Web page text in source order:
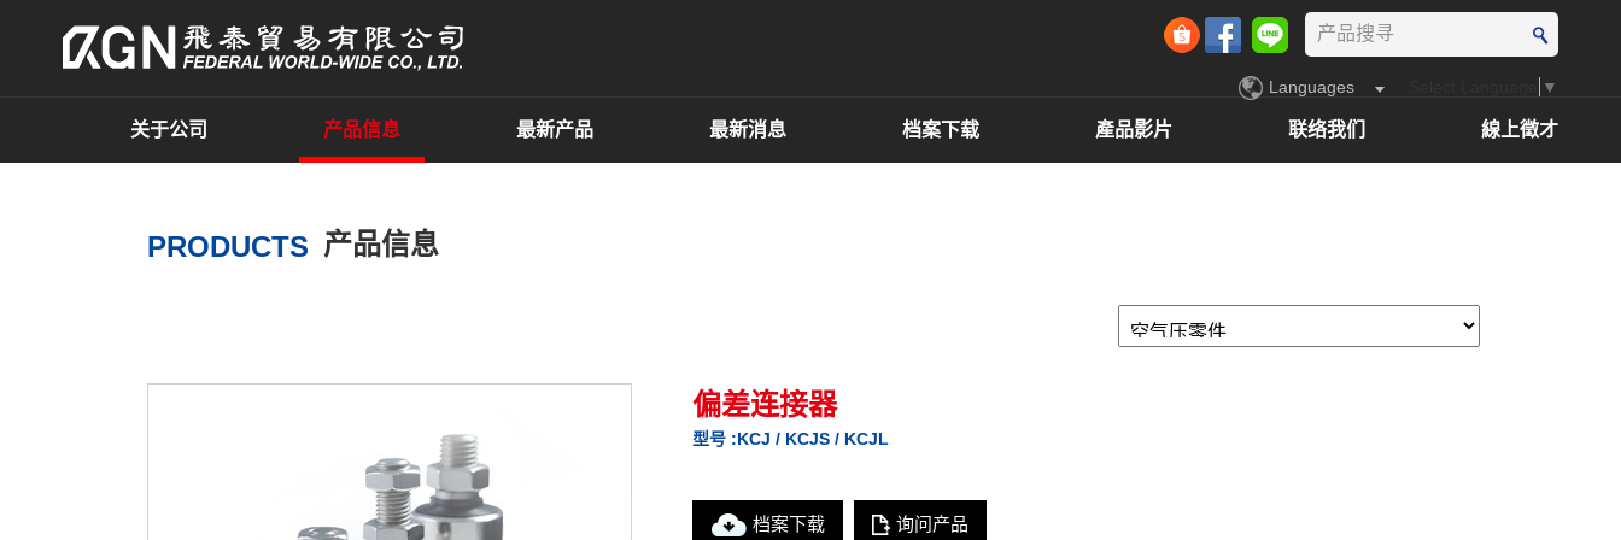
Languages ▼
关于公司 产品信息 最新产品 最新消息 档案下载 產品影片 联络我们 線上徵才
PRODUCTS 产品信息
偏差连接器
型号 :KCJ / KCJS / KCJL
档案下载 询问产品